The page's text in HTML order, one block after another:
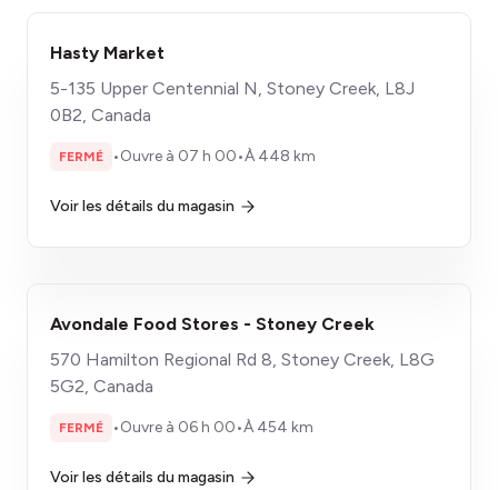
Hasty Market
5-135 Upper Centennial N, Stoney Creek, L8J
0B2, Canada
FERMÉ •Ouvre à 07 h 00•À 448 km
Voir les détails du magasin
Avondale Food Stores - Stoney Creek
570 Hamilton Regional Rd 8, Stoney Creek, L8G
5G2, Canada
FERMÉ •Ouvre à 06 h 00•À 454 km
Voir les détails du magasin